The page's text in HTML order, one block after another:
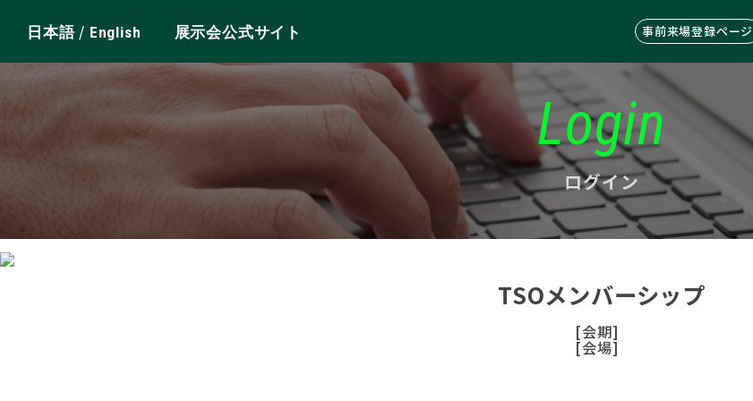
日本語/ English 展示会公式サイト 事前来場登録ページ
Login
ログイン
TSOメンバーシップ
[会期]
[会場]